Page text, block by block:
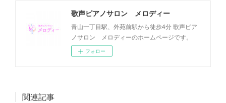
歌声ピアノサロン メロディー
青山一丁目駅、外苑前駅から徒歩4分 歌声ピア
ノサロン メロディーのホームページです。
フォロー
関連記事